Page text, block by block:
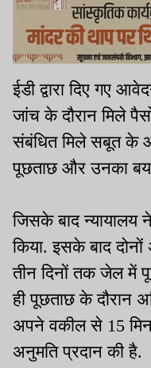
ईडी द्वारा दिए गए
जांच के दौरान मिले
संबंधित मिले सबूत के
पूछताछ और उनका
जिसके बाद न्यायालय
किया. इसके बाद
तीन दिनों तक जेल में
ही पूछताछ के दौरान
अपने वकील से 15
अनुमति प्रदान की है.